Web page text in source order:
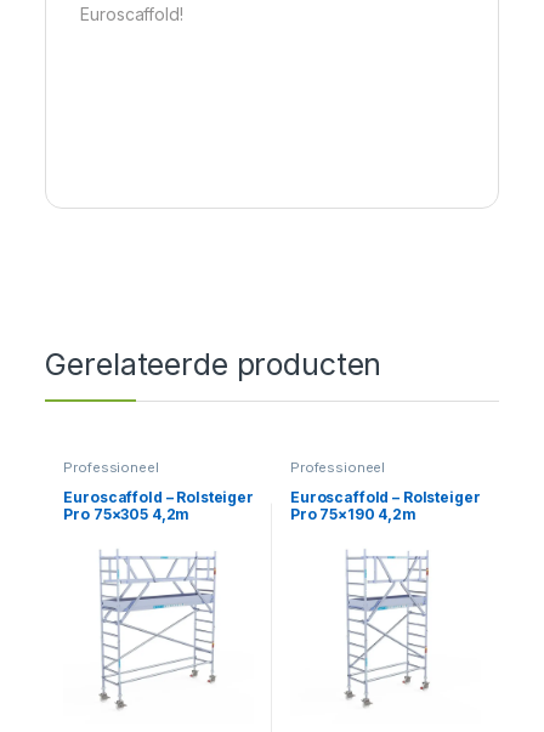
Euroscaffold!
Gerelateerde producten
Professioneel
Euroscaffold – Rolsteiger
Pro 75×305 4,2m
Professioneel
Euroscaffold – Rolsteiger
Pro 75×190 4,2m
vloer tegen de gevel